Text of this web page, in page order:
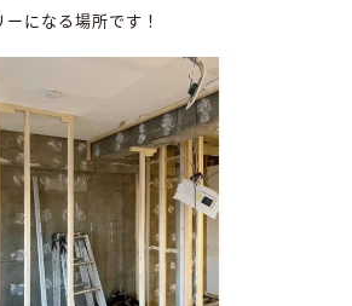
になる場所です！